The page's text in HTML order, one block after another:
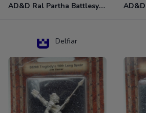
AD&D Ral Partha Battlesystem Miniatures Pack Iron Lord Dwarf Crossbowmen 11-854
Delfiar